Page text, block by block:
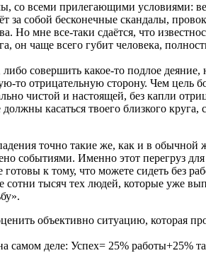
со всеми прилегающими условиями:
за собой бесконечные скандалы,
Но мне все-таки сдаётся, что
он чаще всего губит человека,
совершить какое-то подлое деяние,
то отрицательную сторону. Чем цель
чистой и настоящей, без капли
касаться твоего близкого круга,
точно такие же, как и в обычной
событиями. Именно этот перегруз
к тому, что можете сидеть без
сотни тысяч тех людей, которые уже
объективно ситуацию, которая
деле: Успех= 25% работы+25%